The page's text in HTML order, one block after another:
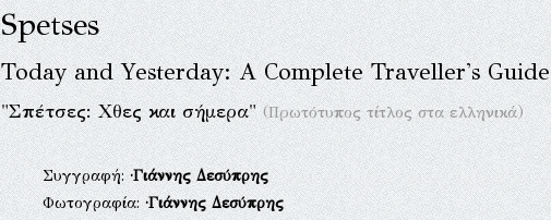
Spetses
Today and Yesterday: A Complete Traveller's Guide
"Σπέτσες: Χθες και σήμερα"(Πρωτότυπος τίτλος στα ελληνικά)
Συγγραφή:·Γιάννης Δεσύπρης
Φωτογραφία:·Γιάννης Δεσύπρης